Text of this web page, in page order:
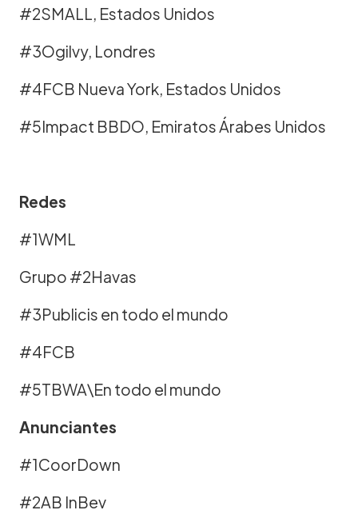
#2SMALL, Estados Unidos
#3Ogilvy, Londres
#4FCB Nueva York, Estados Unidos
#5Impact BBDO, Emiratos Árabes Unidos
Redes
#1WML
Grupo #2Havas
#3Publicis en todo el mundo
#4FCB
#5TBWA\En todo el mundo
Anunciantes
#1CoorDown
#2AB InBev